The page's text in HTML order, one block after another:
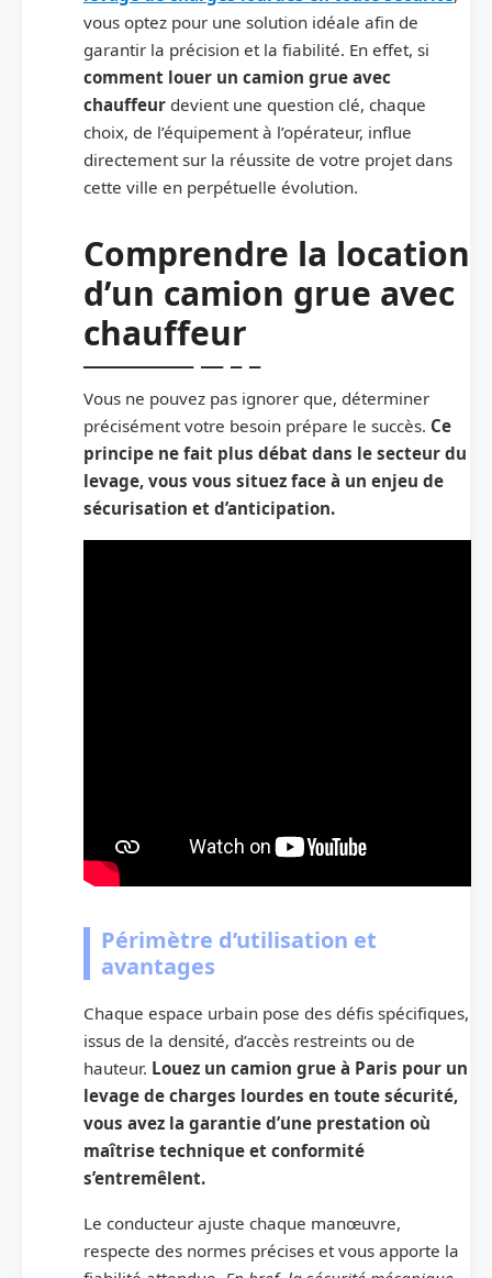
vous optez pour une solution idéale afin de
garantir la précision et la fiabilité. En effet, si
comment louer un camion grue avec
chauffeur devient une question clé, chaque
choix, de l’équipement à l’opérateur, influe
directement sur la réussite de votre projet dans
cette ville en perpétuelle évolution.
Comprendre la location
d’un camion grue avec
chauffeur
Vous ne pouvez pas ignorer que, déterminer
précisément votre besoin prépare le succès. Ce
principe ne fait plus débat dans le secteur du
levage, vous vous situez face à un enjeu de
sécurisation et d’anticipation.
Périmètre d’utilisation et
avantages
Chaque espace urbain pose des défis spécifiques,
issus de la densité, d’accès restreints ou de
hauteur. Louez un camion grue à Paris pour un
levage de charges lourdes en toute sécurité,
vous avez la garantie d’une prestation où
maîtrise technique et conformité
s’entremêlent.
Le conducteur ajuste chaque manœuvre,
respecte des normes précises et vous apporte la